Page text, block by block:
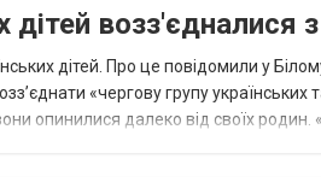
дітей возз'єдналися
дітей. Про це повідомили у
«чергову групу українських та
опинилися далеко від своїх